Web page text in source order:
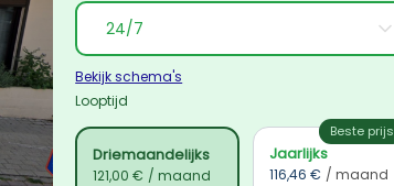
Bekijk schema's
Looptijd
Driemaandelijks
121,00 € / maand
Beste prijs
Jaarlijks
116,46 € / maand